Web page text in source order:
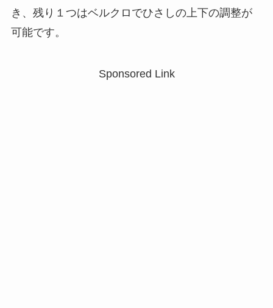
き、残り１つはベルクロでひさしの上下の調整が
可能です。
Sponsored Link